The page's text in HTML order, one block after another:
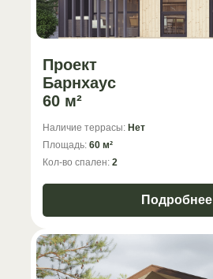
Проект
Барнхаус
60 м²
Наличие террасы: Нет
Площадь: 60 м²
Кол-во спален: 2
Подробнее